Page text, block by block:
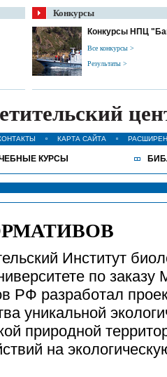
Конкурсы
Конкурсы НПЦ
Все конкурсы >
Результаты >
КАРТА САЙТА
КУРСЫ
Институт
по заказу
РФ разработал
уникальной
природной
на